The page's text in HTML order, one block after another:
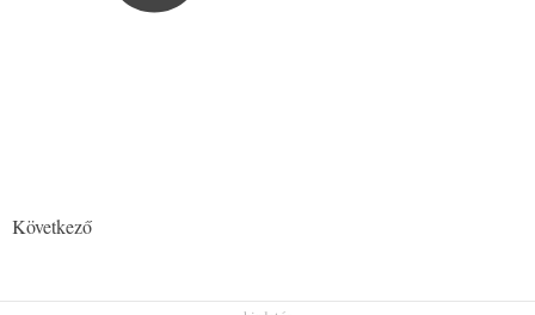
Következő